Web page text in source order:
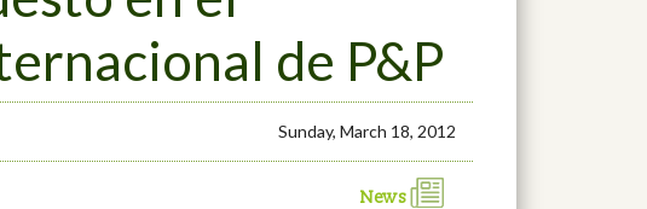
de P&P
Sunday, March 18, 2012
News